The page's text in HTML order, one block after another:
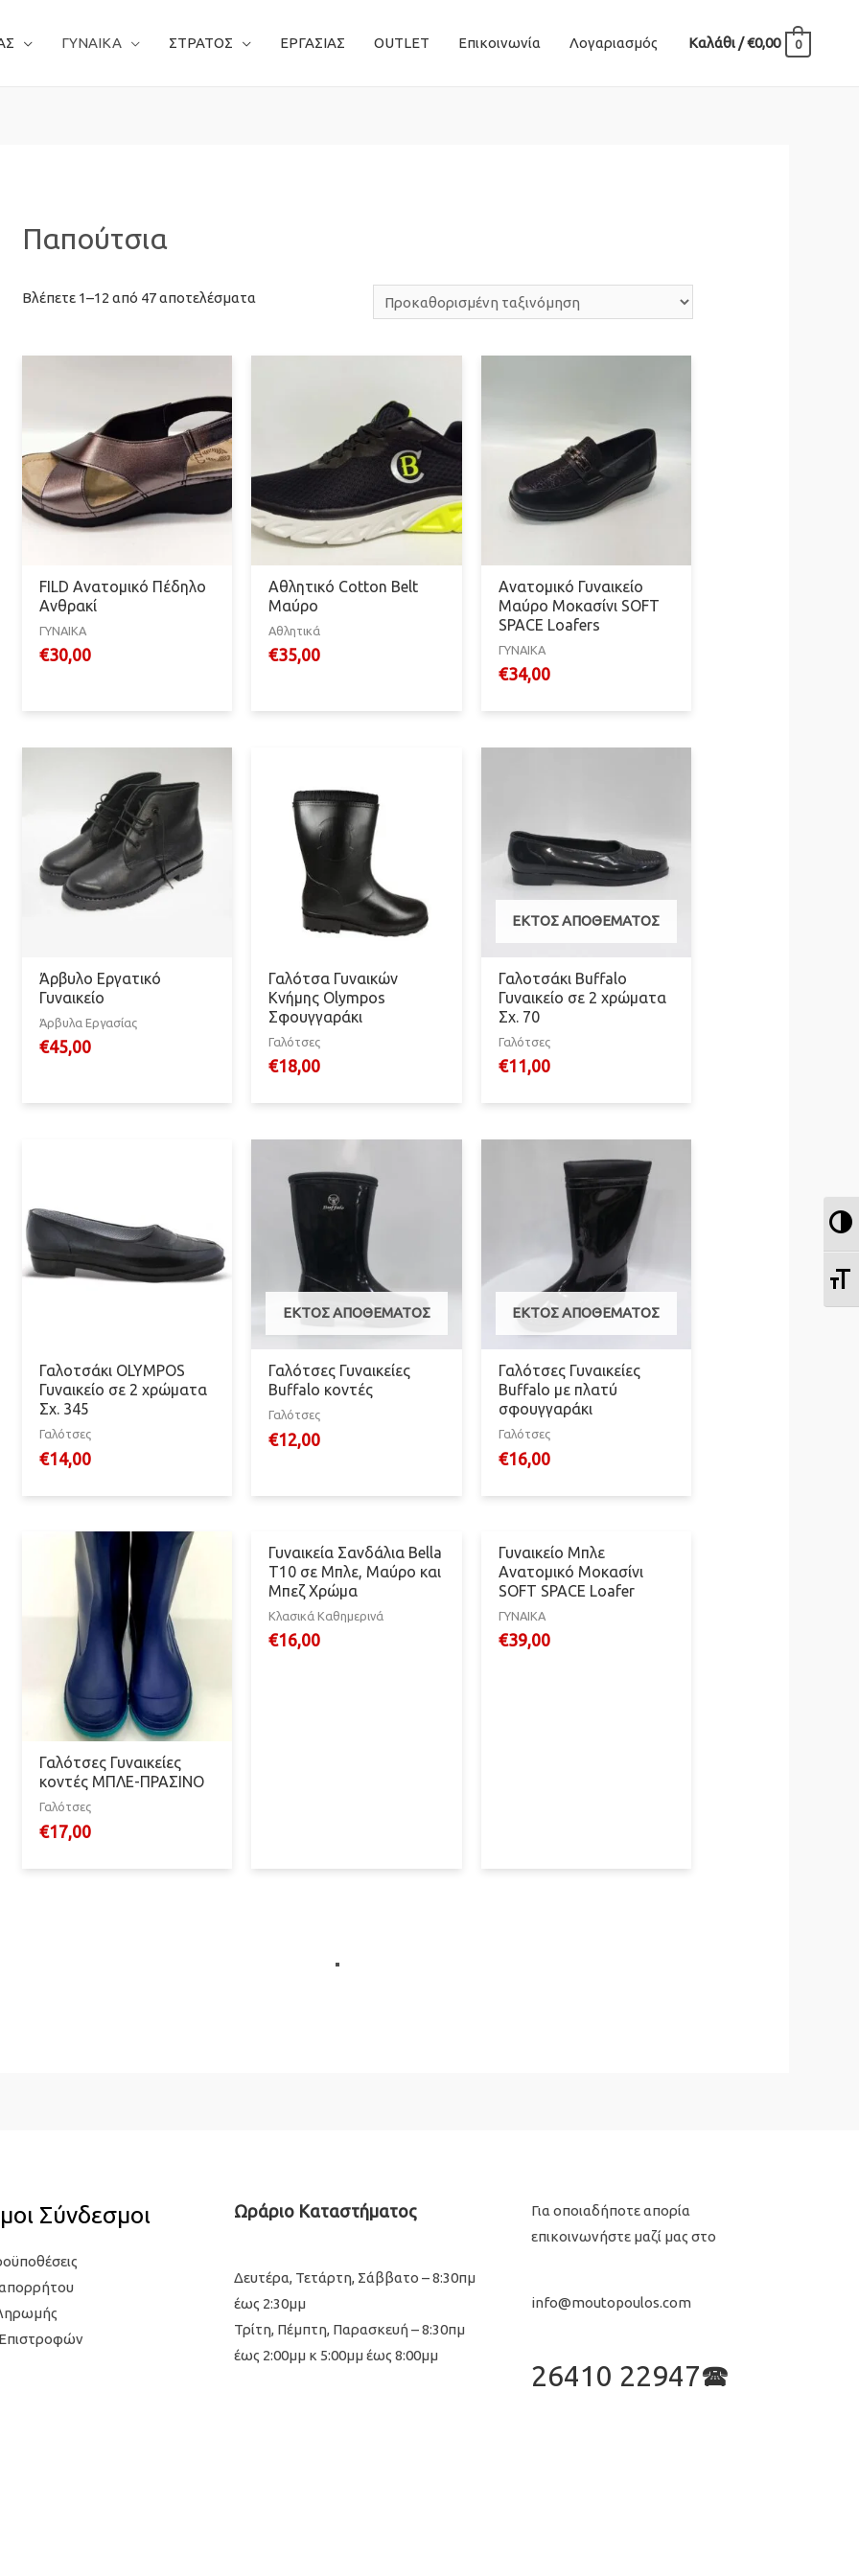
ΓΥΝΑΙΚΑ ΣΤΡΑΤΟΣ ΕΡΓΑΣΙΑΣ OUTLET Επικοινωνία Λογαριασμός Καλάθι/€0,00 0
Παπούτσια
Βλέπετε 1–12 από 47 αποτελέσματα
FILD Ανατομικό Πέδηλο
Ανθρακί
ΓΥΝΑΙΚΑ
€30,00
Αθλητικό Cotton Belt
Μαύρο
Αθλητικά
€35,00
Ανατομικό Γυναικείο
Μαύρο Μοκασίνι SOFT
SPACE Loafers
ΓΥΝΑΙΚΑ
€34,00
Άρβυλο Εργατικό
Γυναικείο
Άρβυλα Εργασίας
€45,00
Γαλότσα Γυναικών
Κνήμης Olympos
Σφουγγαράκι
Γαλότσες
€18,00
ΕΚΤΌΣ ΑΠΟΘΈΜΑΤΟΣ
Γαλοτσάκι Buffalo
Γυναικείο σε 2 χρώματα
Σχ. 70
Γαλότσες
€11,00
Γαλοτσάκι OLYMPOS
Γυναικείο σε 2 χρώματα
Σχ. 345
Γαλότσες
€14,00
ΕΚΤΌΣ ΑΠΟΘΈΜΑΤΟΣ
Γαλότσες Γυναικείες
Buffalo κοντές
Γαλότσες
€12,00
ΕΚΤΌΣ ΑΠΟΘΈΜΑΤΟΣ
Γαλότσες Γυναικείες
Buffalo με πλατύ
σφουγγαράκι
Γαλότσες
€16,00
Γαλότσες Γυναικείες
κοντές ΜΠΛΕ-ΠΡΑΣΙΝΟ
Γαλότσες
€17,00
Γυναικεία Σανδάλια Bella
T10 σε Μπλε, Μαύρο και
Μπεζ Χρώμα
Κλασικά Καθημερινά
€16,00
Γυναικείο Mπλε
Ανατομικό Μοκασίνι
SOFT SPACE Loafer
ΓΥΝΑΙΚΑ
€39,00
Σύνδεσμοι
Επιστροφών
Ωράριο Καταστήματος
Δευτέρα, Τετάρτη, Σάββατο – 8:30πμ
έως 2:30μμ
Τρίτη, Πέμπτη, Παρασκευή – 8:30πμ
έως 2:00μμ κ 5:00μμ έως 8:00μμ
Για οποιαδήποτε απορία
επικοινωνήστε μαζί μας στο
info@moutopoulos.com
26410 22947🕿